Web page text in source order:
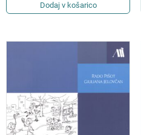
Dodaj v košarico